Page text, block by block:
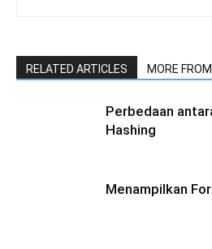
RELATED ARTICLES MORE
Perbedaan
Hashing
Menampilkan